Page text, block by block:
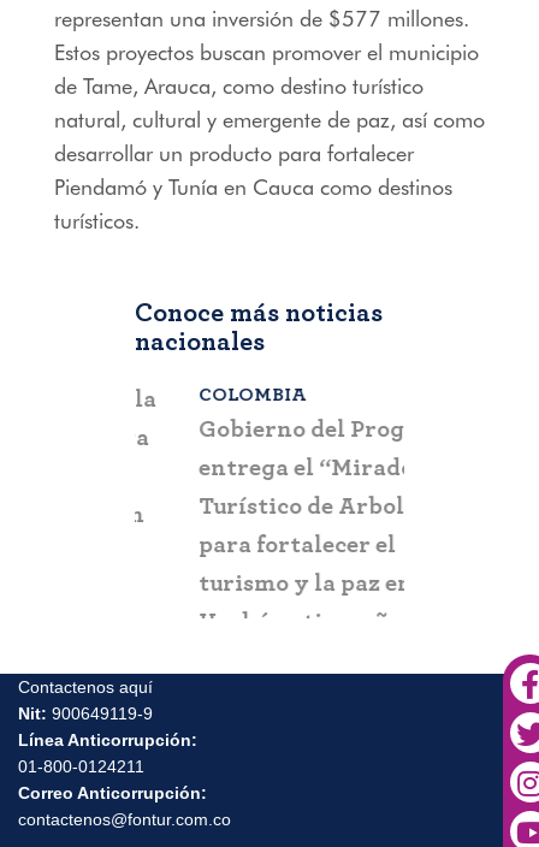
representan una inversión de $577 millones.
Estos proyectos buscan promover el municipio
de Tame, Arauca, como destino turístico
natural, cultural y emergente de paz, así como
desarrollar un producto para fortalecer
Piendamó y Tunía en Cauca como destinos
turísticos.
Conoce más noticias
nacionales
COLOMBIA
Gobierno del Progreso
entrega el “Mirador
Turístico de Arboletes”
para fortalecer el
turismo y la paz en el
Urabá antioqueño
Contactenos aquí
Nit:900649119-9
Línea Anticorrupción:
01-800-0124211
Correo Anticorrupción: